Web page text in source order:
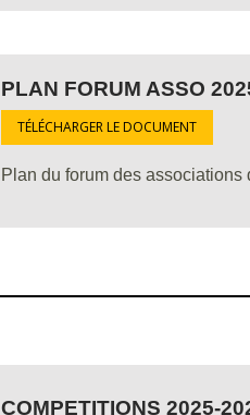
PLAN FORUM ASSO
TÉLÉCHARGER LE DOCUMENT
Plan du forum des
COMPETITIONS 2025-